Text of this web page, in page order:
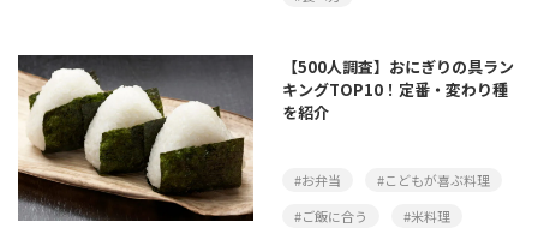
【500人調査】おにぎりの具ラン
キングTOP10！定番・変わり種
を紹介
#お弁当
#こどもが喜ぶ料理
#ご飯に合う
#米料理